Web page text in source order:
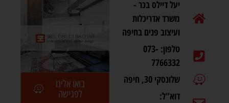
יעל דיילס בכר -
משרד אדריכלות
ועיצוב פנים בחיפה
טלפון: 073-
7766332
שלונסקי 30, חיפה
דוא"ל:
בואו אלינו
לפגישה